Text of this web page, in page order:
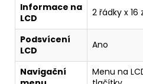
Informace na
LCD
2 řádky x 16
Podsvícení
LCD
Ano
Navigační
Menu na